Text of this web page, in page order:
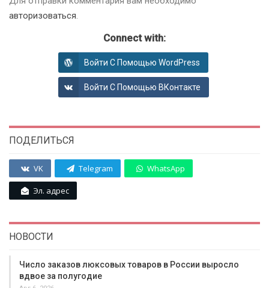
авторизоваться.
Connect with:
Войти С Помощью WordPress
Войти С Помощью ВКонтакте
ПОДЕЛИТЬСЯ
VK Telegram WhatsApp
Эл. адрес
НОВОСТИ
Число заказов люксовых товаров в России выросло
вдвое за полугодие